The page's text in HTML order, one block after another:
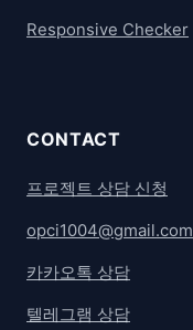
Responsive Checker
CONTACT
프로젝트 상담 신청
opci1004@gmail.com
카카오톡 상담
텔레그램 상담